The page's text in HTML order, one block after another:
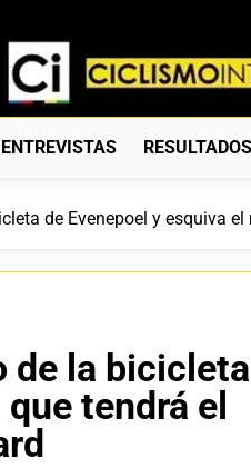
Ciclismo
Web Dedicada Al Ciclismo
ENTREVISTAS RESULTADOS
de Evenepoel y esquiva
de la
tendrá el